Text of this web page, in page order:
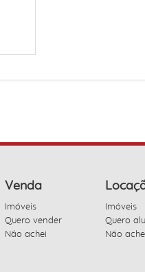
Venda
Imóveis
Quero vender
Não achei
Imóveis
Quero
Não